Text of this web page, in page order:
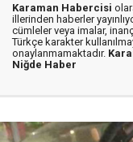
Karaman Habercisi
illerinden haberler
cümleler veya imalar,
Türkçe karakter
onaylanmamaktadır.
Niğde Haber